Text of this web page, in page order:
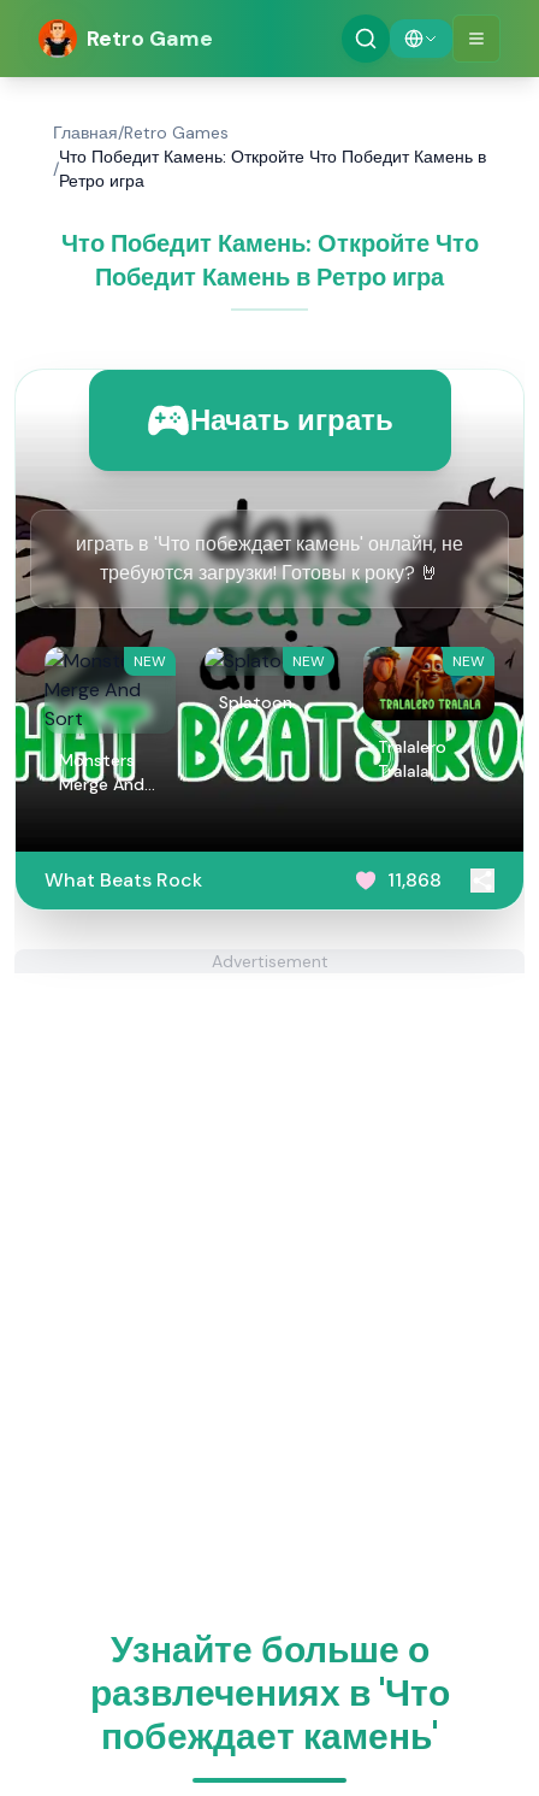
Retro Game
Главная/Retro Games
/
Что Победит Камень: Откройте Что Победит Камень в
Ретро игра
Что Победит Камень: Откройте Что
Победит Камень в Ретро игра
Начать играть
играть в 'Что побеждает камень' онлайн, не
требуются загрузки! Готовы к року? 🤘
NEW
Monsters
Merge And
NEW
Splatoon
NEW
Tralalero
Tralala
What Beats Rock 11,868
Advertisement
Узнайте больше о
развлечениях в 'Что
побеждает камень'